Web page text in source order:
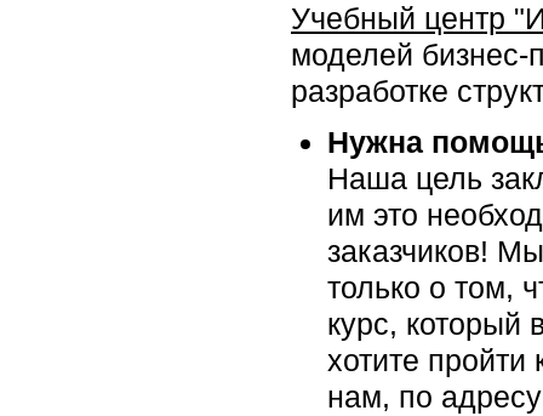
Учебный центр
моделей
разработке
Нужна
Наша цель
им это
заказчиков!
только о том,
курс, который
хотите
нам, по